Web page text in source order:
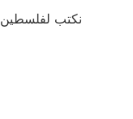
نكتب لفلسطين